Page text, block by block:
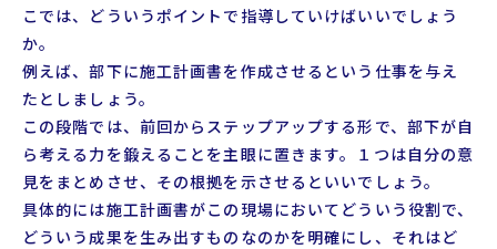
こでは、どういうポイントで指導していけばいいでしょう
か。
例えば、部下に施工計画書を作成させるという仕事を与え
たとしましょう。
この段階では、前回からステップアップする形で、部下が自
ら考える力を鍛えることを主眼に置きます。１つは自分の意
見をまとめさせ、その根拠を示させるといいでしょう。
具体的には施工計画書がこの現場においてどういう役割で、
どういう成果を生み出すものなのかを明確にし、それはど